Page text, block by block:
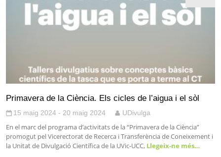
Primavera de la Ciència. Els cicles de l’aigua i el sòl
15 maig 2024 - 20 maig 2024 UDivulga
En el marc del programa d’activitats de la “Primavera de la Ciència”
promogut pel Vicerectorat de Recerca i Transferència de Coneixement i
la Unitat de Divulgació Científica de la UVic-UCC, Llegeix-ne més…